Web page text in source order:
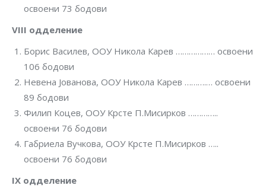
oсвоени 73 бодови
VIII одделение
Борис Василев, ООУ Никола Карев ……………… освоени
106 бодови
Невена Јованова, ООУ Никола Карев ……….… oсвоени
89 бодови
Филип Коцев, ООУ Крсте П.Мисирков …………..
освоени 76 бодови
Габриела Вучкова, ООУ Крсте П.Мисирков …..
oсвоени 76 бодови
IX одделение